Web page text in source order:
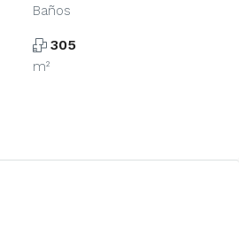
Baños
305
m²